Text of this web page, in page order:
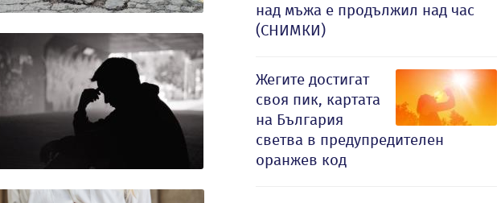
над мъжа е продължил над час
(СНИМКИ)
Жегите достигат
своя пик, картата
на България
светва в предупредителен
оранжев код